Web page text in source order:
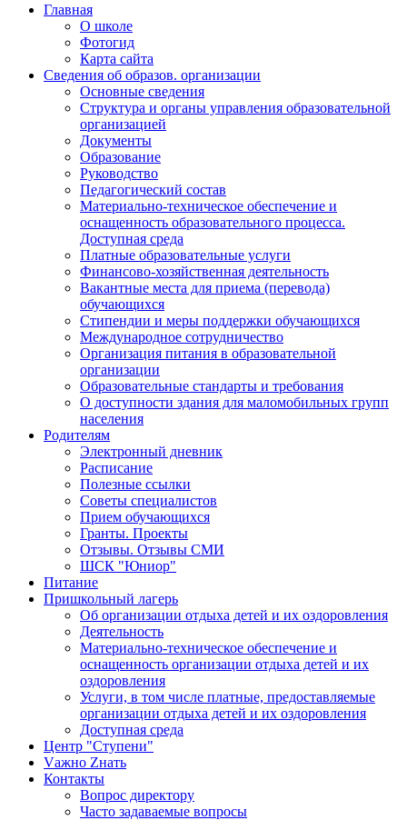
Главная
О школе
Фотогид
Карта сайта
Сведения об образов. организации
Основные сведения
Структура и органы управления образовательной
организацией
Документы
Образование
Руководство
Педагогический состав
Материально-техническое обеспечение и
оснащенность образовательного процесса.
Доступная среда
Платные образовательные услуги
Финансово-хозяйственная деятельность
Вакантные места для приема (перевода)
обучающихся
Стипендии и меры поддержки обучающихся
Международное сотрудничество
Организация питания в образовательной
организации
Образовательные стандарты и требования
О доступности здания для маломобильных групп
населения
Родителям
Электронный дневник
Расписание
Полезные ссылки
Советы специалистов
Прием обучающихся
Гранты. Проекты
Отзывы. Отзывы СМИ
ШСК "Юниор"
Питание
Пришкольный лагерь
Об организации отдыха детей и их оздоровления
Деятельность
Материально-техническое обеспечение и
оснащенность организации отдыха детей и их
оздоровления
Услуги, в том числе платные, предоставляемые
организации отдыха детей и их оздоровления
Доступная среда
Центр "Ступени"
Vажно Zнать
Контакты
Вопрос директору
Часто задаваемые вопросы